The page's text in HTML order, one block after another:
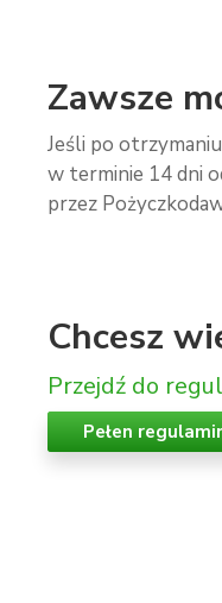
Zawsze
Jeśli po
w terminie 14 dni
przez
Chcesz
Przejdź do
Pełen